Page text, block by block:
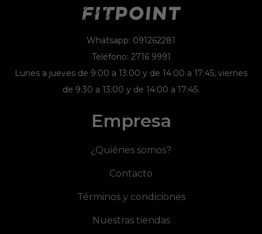
Whatsapp: 091262281
Teléfono: 2716 9991
Lunes a jueves de 9:00 a 13:00 y de 14:00 a 17:45, viernes
de 9:30 a 13:00 y de 14:00 a 17:45.
Empresa
¿Quiénes somos?
Contacto
Términos y condiciones
Nuestras tiendas